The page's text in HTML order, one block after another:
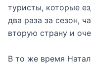
туристы, которые
два раза за сезон,
вторую страну и
В то же время